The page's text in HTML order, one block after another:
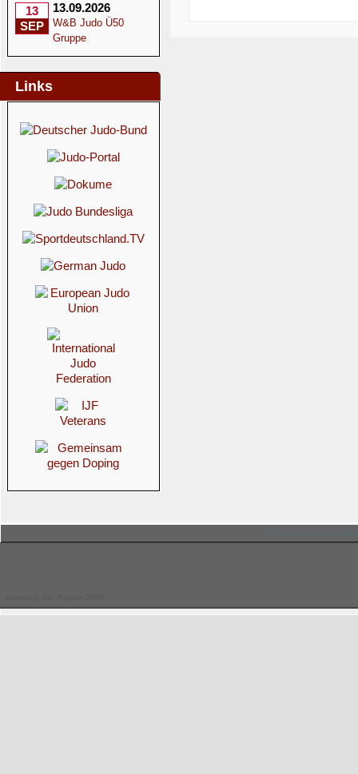
13
SEP
13.09.2026
W&B Judo Ü50
Gruppe
Links